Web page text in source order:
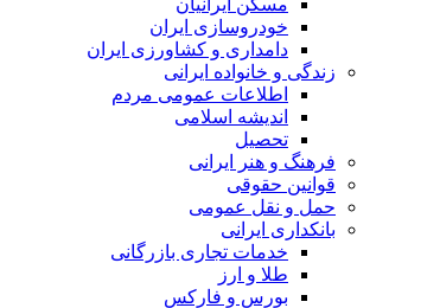
مسکن ایرانیان
خودروسازی ایران
دامداری و کشاورزی ایران
زندگی و خانواده ایرانی
اطلاعات عمومی مردم
اندیشه اسلامی
تحصیل
فرهنگ و هنر ایرانی
قوانین حقوقی
حمل و نقل عمومی
بانکداری ایرانی
خدمات تجاری بازرگانی
طلا و ارز
بورس و فارکس